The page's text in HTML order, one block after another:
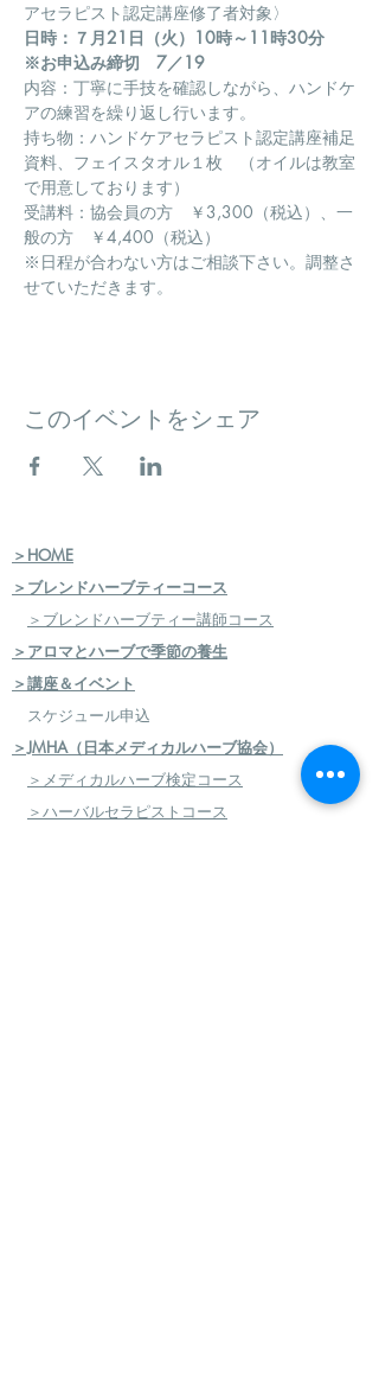
アセラピスト認定講座修了者対象〉
日時：７月21日（火）10時～11時30分
※お申込み締切　7／19
内容：丁寧に手技を確認しながら、ハンドケ
アの練習を繰り返し行います。
持ち物：ハンドケアセラピスト認定講座補足
資料、フェイスタオル１枚　（オイルは教室
で用意しております）
受講料：協会員の方　￥3,300（税込）、一
般の方　￥4,400（税込）
※日程が合わない方はご相談下さい。調整さ
せていただきます。
このイベントをシェア
＞HOME
＞ブレンドハーブティーコース
＞ブレンドハーブティー講師コース
＞アロマとハーブで季節の養生
＞講座＆イベント
スケジュール申込
＞JMHA（日本メディカルハーブ協会）
＞メディカルハーブ検定コース
＞ハーバルセラピストコース